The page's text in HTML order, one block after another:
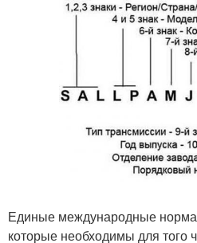
Единые международные
которые необходимы для того